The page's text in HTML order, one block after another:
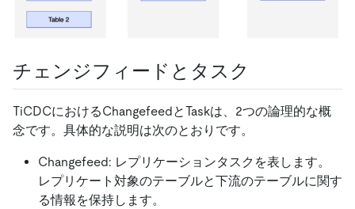
チェンジフィードとタスク
TiCDCにおけるChangefeedとTaskは、2つの論理的な概
念です。具体的な説明は次のとおりです。
Changefeed: レプリケーションタスクを表します。
レプリケート対象のテーブルと下流のテーブルに関す
る情報を保持します。